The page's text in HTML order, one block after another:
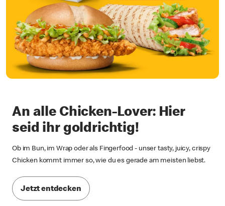
An alle Chicken-Lover: Hier
seid ihr goldrichtig!
Ob im Bun, im Wrap oder als Fingerfood - unser tasty, juicy, crispy
Chicken kommt immer so, wie du es gerade am meisten liebst.
Jetzt entdecken